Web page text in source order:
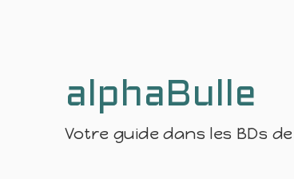
alphaBulle
Votre guide dans les BDs